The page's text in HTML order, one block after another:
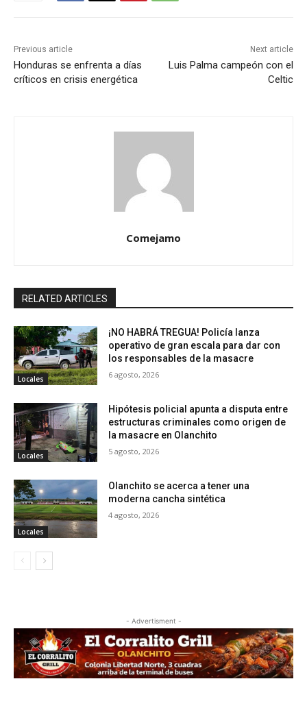
Previous article
Honduras se enfrenta a días
críticos en crisis energética
Next article
Luis Palma campeón con el
Celtic
Comejamo
RELATED ARTICLES
Locales
¡NO HABRÁ TREGUA! Policía lanza
operativo de gran escala para dar con
los responsables de la masacre
6 agosto, 2026
Locales
Hipótesis policial apunta a disputa entre
estructuras criminales como origen de
la masacre en Olanchito
5 agosto, 2026
Locales
Olanchito se acerca a tener una
moderna cancha sintética
4 agosto, 2026
- Advertisment -